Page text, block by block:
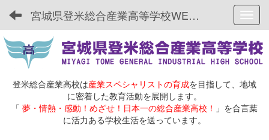
宮城県登米総合産業高等学校WEBサイト
登米総合産業高校は産業スペシャリストの育成を目指して、地域
に密着した教育活動を展開します。
「 夢・情熱・感動！めざせ！日本一の総合産業高校！ 」を合言葉
に活力ある学校生活を送っています。